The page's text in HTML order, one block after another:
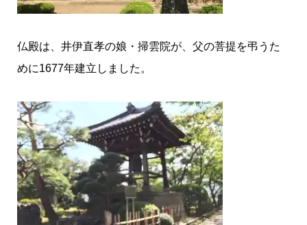
仏殿は、井伊直孝の娘・掃雲院が、父の菩提を弔うた
めに1677年建立しました。